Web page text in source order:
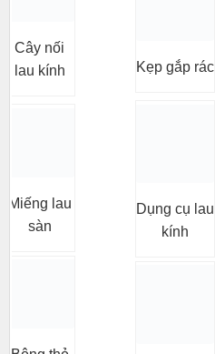
Cây nối
lau kính
Miếng lau
sàn
Kẹp gắp rác
Dụng cụ lau
kính